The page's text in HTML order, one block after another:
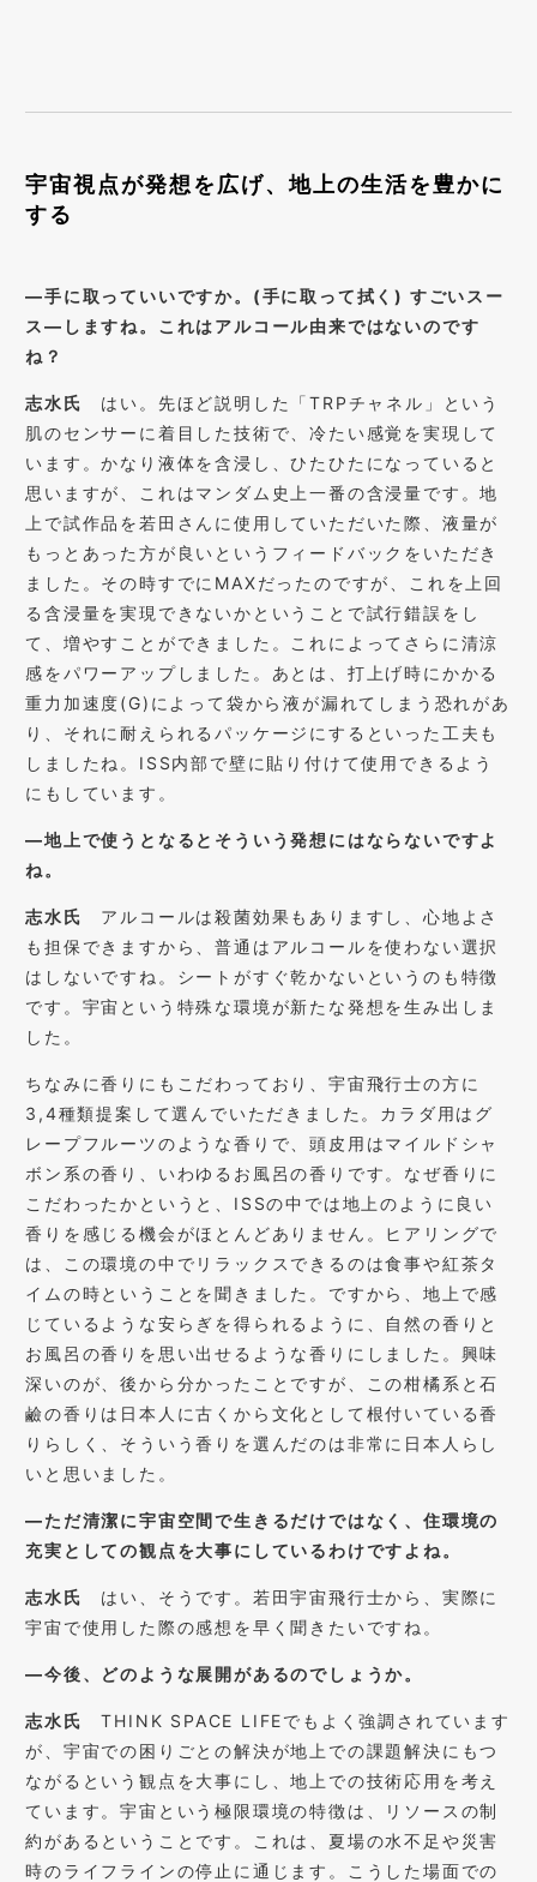
宇宙視点が発想を広げ、地上の生活を豊かに
する
―手に取っていいですか。(手に取って拭く) すごいスー
ス―しますね。これはアルコール由来ではないのです
ね？
志水氏 はい。先ほど説明した「TRPチャネル」という
肌のセンサーに着目した技術で、冷たい感覚を実現して
います。かなり液体を含浸し、ひたひたになっていると
思いますが、これはマンダム史上一番の含浸量です。地
上で試作品を若田さんに使用していただいた際、液量が
もっとあった方が良いというフィードバックをいただき
ました。その時すでにMAXだったのですが、これを上回
る含浸量を実現できないかということで試行錯誤をし
て、増やすことができました。これによってさらに清涼
感をパワーアップしました。あとは、打上げ時にかかる
重力加速度(G)によって袋から液が漏れてしまう恐れがあ
り、それに耐えられるパッケージにするといった工夫も
しましたね。ISS内部で壁に貼り付けて使用できるよう
にもしています。
―地上で使うとなるとそういう発想にはならないですよ
ね。
志水氏 アルコールは殺菌効果もありますし、心地よさ
も担保できますから、普通はアルコールを使わない選択
はしないですね。シートがすぐ乾かないというのも特徴
です。宇宙という特殊な環境が新たな発想を生み出しま
した。
ちなみに香りにもこだわっており、宇宙飛行士の方に
3,4種類提案して選んでいただきました。カラダ用はグ
レープフルーツのような香りで、頭皮用はマイルドシャ
ボン系の香り、いわゆるお風呂の香りです。なぜ香りに
こだわったかというと、ISSの中では地上のように良い
香りを感じる機会がほとんどありません。ヒアリングで
は、この環境の中でリラックスできるのは食事や紅茶タ
イムの時ということを聞きました。ですから、地上で感
じているような安らぎを得られるように、自然の香りと
お風呂の香りを思い出せるような香りにしました。興味
深いのが、後から分かったことですが、この柑橘系と石
鹼の香りは日本人に古くから文化として根付いている香
りらしく、そういう香りを選んだのは非常に日本人らし
いと思いました。
―ただ清潔に宇宙空間で生きるだけではなく、住環境の
充実としての観点を大事にしているわけですよね。
志水氏 はい、そうです。若田宇宙飛行士から、実際に
宇宙で使用した際の感想を早く聞きたいですね。
―今後、どのような展開があるのでしょうか。
志水氏 THINK SPACE LIFEでもよく強調されています
が、宇宙での困りごとの解決が地上での課題解決にもつ
ながるという観点を大事にし、地上での技術応用を考え
ています。宇宙という極限環境の特徴は、リソースの制
約があるということです。これは、夏場の水不足や災害
時のライフラインの停止に通じます。こうした場面での